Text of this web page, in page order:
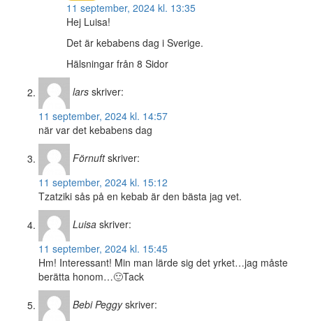
11 september, 2024 kl. 13:35
Hej Luisa!
Det är kebabens dag i Sverige.
Hälsningar från 8 Sidor
lars skriver:
11 september, 2024 kl. 14:57
när var det kebabens dag
Förnuft skriver:
11 september, 2024 kl. 15:12
Tzatziki sås på en kebab är den bästa jag vet.
Luisa skriver:
11 september, 2024 kl. 15:45
Hm! Interessant! Min man lärde sig det yrket…jag måste
berätta honom…🙂Tack
Bebi Peggy skriver: